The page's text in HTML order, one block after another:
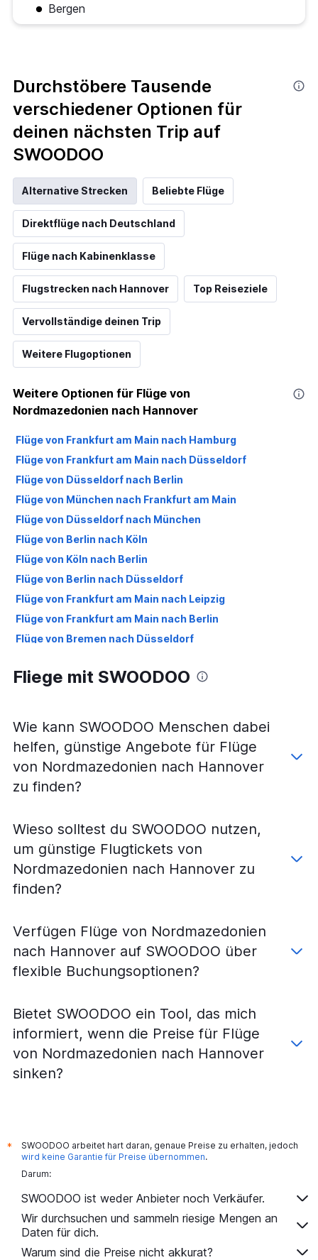
Bergen
Durchstöbere Tausende
verschiedener Optionen für
deinen nächsten Trip auf
SWOODOO
Alternative Strecken Beliebte Flüge
Direktflüge nach Deutschland
Flüge nach Kabinenklasse
Flugstrecken nach Hannover Top Reiseziele
Vervollständige deinen Trip
Weitere Flugoptionen
Weitere Optionen für Flüge von
Nordmazedonien nach Hannover
Flüge von Frankfurt am Main nach Hamburg
Flüge von Frankfurt am Main nach Düsseldorf
Flüge von Düsseldorf nach Berlin
Flüge von München nach Frankfurt am Main
Flüge von Düsseldorf nach München
Flüge von Berlin nach Köln
Flüge von Köln nach Berlin
Flüge von Berlin nach Düsseldorf
Flüge von Frankfurt am Main nach Leipzig
Flüge von Frankfurt am Main nach Berlin
Flüge von Bremen nach Düsseldorf
Flüge von Berlin nach Frankfurt am Main
Flüge von Frankfurt am Main nach Köln
Flüge von Frankfurt am Main nach Dresden
Flüge von Köln nach Düsseldorf
Flüge von Düsseldorf nach Dresden
Flüge von Düsseldorf nach Leipzig
Flüge von Weeze, Niederrhein nach München
Flüge von Frankfurt Hahn nach Hamburg
Flüge von Zürich nach Frankfurt am Main
Flüge von Venedig M.P. nach Berlin
Flüge von Frankfurt am Main nach Bremen
Flüge von Frankfurt am Main nach München
Flüge von Hamburg nach Frankfurt am Main
Flüge von Köln nach München
Flüge von Frankfurt Hahn nach Berlin
Flüge von München nach Berlin
Flüge von Warschau–Chopin nach München
Flüge von Wien nach Düsseldorf
Flüge von Düsseldorf nach Sylt
Fliege mit SWOODOO
Wie kann SWOODOO Menschen dabei
helfen, günstige Angebote für Flüge
von Nordmazedonien nach Hannover
zu finden?
Wieso solltest du SWOODOO nutzen,
um günstige Flugtickets von
Nordmazedonien nach Hannover zu
finden?
Verfügen Flüge von Nordmazedonien
nach Hannover auf SWOODOO über
flexible Buchungsoptionen?
Bietet SWOODOO ein Tool, das mich
informiert, wenn die Preise für Flüge
von Nordmazedonien nach Hannover
sinken?
*
SWOODOO arbeitet hart daran, genaue Preise zu erhalten, jedoch
wird keine Garantie für Preise übernommen.
Darum:
SWOODOO ist weder Anbieter noch Verkäufer.
Wir durchsuchen und sammeln riesige Mengen an
Daten für dich.
Warum sind die Preise nicht akkurat?